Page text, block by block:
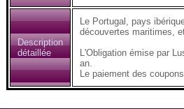
Description
détaillée
Le Portugal, pays
découvertes maritimes,
L'Obligation émise par
an.
Le paiement des